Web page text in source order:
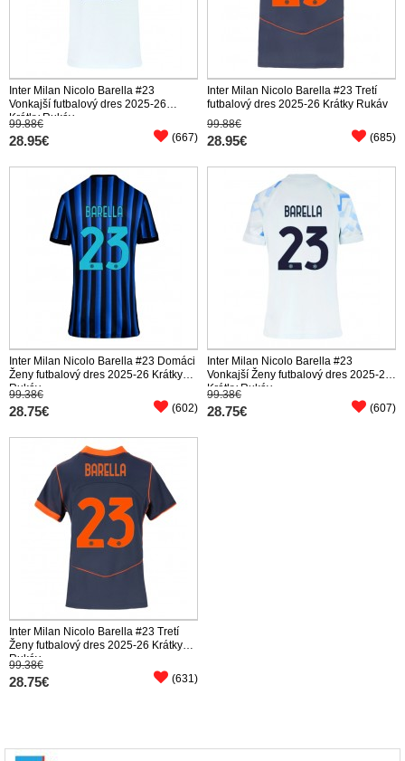
Inter Milan Nicolo Barella #23
Vonkajší futbalový dres 2025-26
Krátky Rukáv
99.88€
28.95€ (667)
Inter Milan Nicolo Barella #23 Tretí
futbalový dres 2025-26 Krátky Rukáv
99.88€
28.95€ (685)
Inter Milan Nicolo Barella #23 Domáci
Ženy futbalový dres 2025-26 Krátky
Rukáv
99.38€
28.75€ (602)
Inter Milan Nicolo Barella #23
Vonkajší Ženy futbalový dres 2025-26
Krátky Rukáv
99.38€
28.75€ (607)
Inter Milan Nicolo Barella #23 Tretí
Ženy futbalový dres 2025-26 Krátky
Rukáv
99.38€
28.75€ (631)